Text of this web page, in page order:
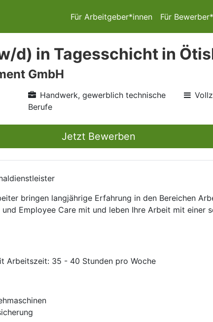
Für Arbeitgeber*innen Für
d) in Tagesschicht in
GmbH
Handwerk, gewerblich technische
Berufe
Jetzt Bewerben
bringen langjährige Erfahrung in den Bereichen
Employee Care mit und leben Ihre Arbeit mit einer
Arbeitszeit: 35 - 40 Stunden pro Woche